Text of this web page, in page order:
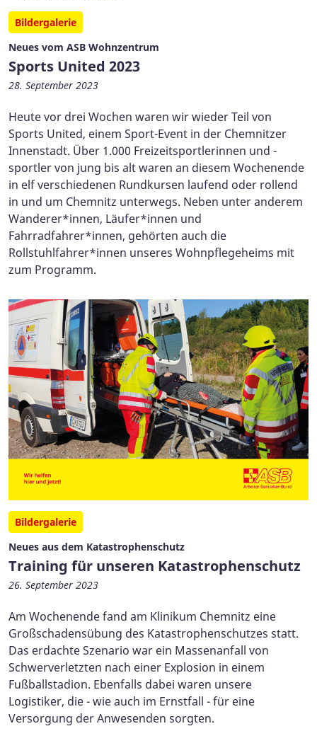
Bildergalerie
Neues vom ASB Wohnzentrum
Sports United 2023
28. September 2023
Heute vor drei Wochen waren wir wieder Teil von
Sports United, einem Sport-Event in der Chemnitzer
Innenstadt. Über 1.000 Freizeitsportlerinnen und -
sportler von jung bis alt waren an diesem Wochenende
in elf verschiedenen Rundkursen laufend oder rollend
in und um Chemnitz unterwegs. Neben unter anderem
Wanderer*innen, Läufer*innen und
Fahrradfahrer*innen, gehörten auch die
Rollstuhlfahrer*innen unseres Wohnpflegeheims mit
zum Programm.
Bildergalerie
Neues aus dem Katastrophenschutz
Training für unseren Katastrophenschutz
26. September 2023
Am Wochenende fand am Klinikum Chemnitz eine
Großschadensübung des Katastrophenschutzes statt.
Das erdachte Szenario war ein Massenanfall von
Schwerverletzten nach einer Explosion in einem
Fußballstadion. Ebenfalls dabei waren unsere
Logistiker, die - wie auch im Ernstfall - für eine
Versorgung der Anwesenden sorgten.